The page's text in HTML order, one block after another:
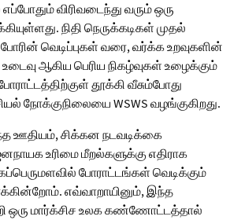
விரிவடைந்து வரும் ஒரு
நிதி நெருக்கடிகள் முதல்
வெடிப்புகள் வரை, வர்க்க உறவுகளின்
ஆகிய பெரிய நிகழ்வுகள் உழைக்கும்
தூக்கி வீசும்போது
நோக்குநிலையை WSWS வழங்குகிறது.
ஊதியம், சிக்கன நடவடிக்கை
உரிமை மீறல்களுக்கு எதிராக
போராட்டங்கள் வெடிக்கும்
எவ்வாறாயினும், இந்த
ஒரு மார்க்சிச உலக கண்ணோட்டத்தால்